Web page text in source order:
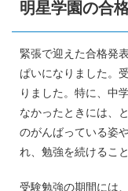
明星学園の合
緊張で迎えた合格発
ぱいになりました。
りました。特に、中
なかったときには、
のがんばっている姿
れ、勉強を続けるこ
受験勉強の期間には